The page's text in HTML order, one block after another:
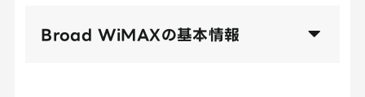
Broad WiMAXの基本情報